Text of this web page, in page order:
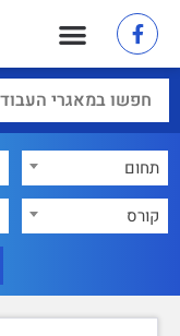
תחום
קורס